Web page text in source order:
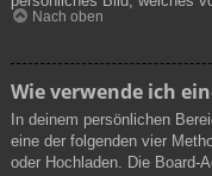
Nach oben
Wie verwende ich
In deinem persönlichen
eine der folgenden vier
oder Hochladen. Die Board-